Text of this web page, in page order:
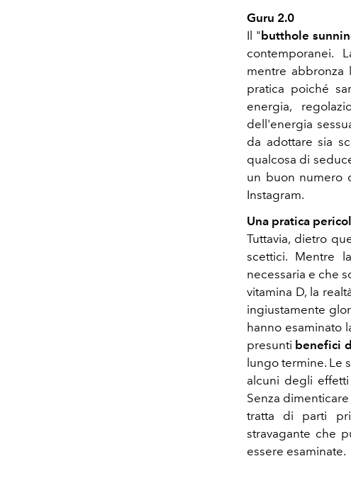
Guru 2.0
Il " butthole
contemporanei.
mentre abbronza
pratica poiché
energia,
dell'energia
da adottare sia
qualcosa di
un buon numero
Instagram.
Una pratica
Tuttavia, dietro
scettici. Mentre
necessaria e che
vitamina D, la
ingiustamente
hanno esaminato
presunti benefici
lungo termine. Le
alcuni degli
Senza
tratta di parti
stravagante che
essere esaminate.